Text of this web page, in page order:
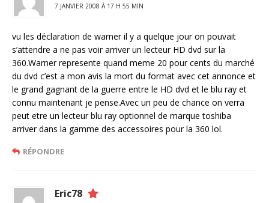
7 JANVIER 2008 À 17 H 55 MIN
vu les déclaration de warner il y a quelque jour on pouvait
s’attendre a ne pas voir arriver un lecteur HD dvd sur la
360.Warner represente quand meme 20 pour cents du marché
du dvd c’est a mon avis la mort du format avec cet annonce et
le grand gagnant de la guerre entre le HD dvd et le blu ray et
connu maintenant je pense.Avec un peu de chance on verra
peut etre un lecteur blu ray optionnel de marque toshiba
arriver dans la gamme des accessoires pour la 360 lol.
RÉPONDRE
Eric78